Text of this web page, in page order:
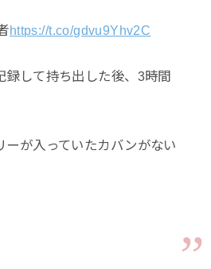
https://t.co/gdvu9Yhv2C
して持ち出した後、3時間
が入っていたカバンがない